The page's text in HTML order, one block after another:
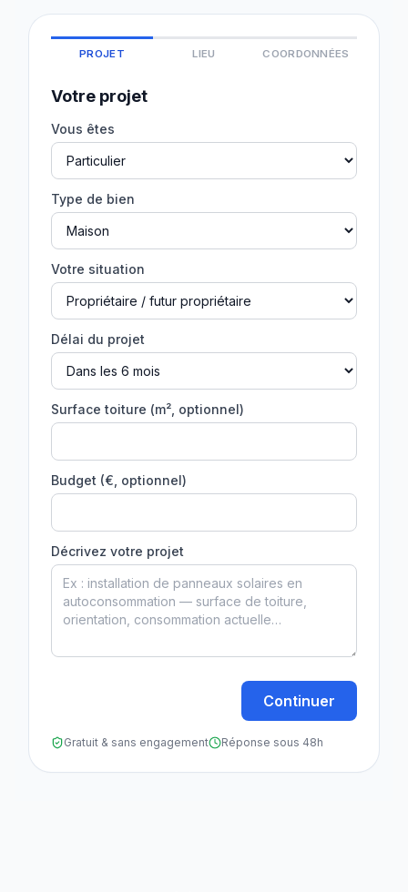
PROJET LIEU COORDONNÉES
Votre projet
Vous êtes
Type de bien
Votre situation
Délai du projet
Surface toiture (m², optionnel)
Budget (€, optionnel)
Décrivez votre projet
Continuer
Gratuit & sans engagement Réponse sous 48h